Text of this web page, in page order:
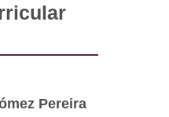
Pereira